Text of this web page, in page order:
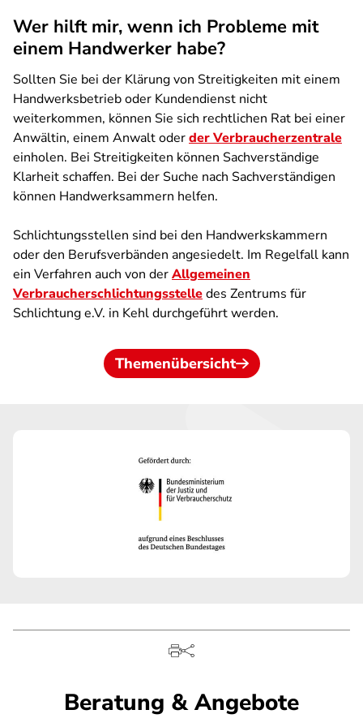
Wer hilft mir, wenn ich Probleme mit
einem Handwerker habe?
Sollten Sie bei der Klärung von Streitigkeiten mit einem
Handwerksbetrieb oder Kundendienst nicht
weiterkommen, können Sie sich rechtlichen Rat bei einer
Anwältin, einem Anwalt oderder Verbraucherzentrale
einholen. Bei Streitigkeiten können Sachverständige
Klarheit schaffen. Bei der Suche nach Sachverständigen
können Handwerksammern helfen.
Schlichtungsstellen sind bei den Handwerkskammern
oder den Berufsverbänden angesiedelt. Im Regelfall kann
ein Verfahren auch von derAllgemeinen
Verbraucherschlichtungsstelledes Zentrums für
Schlichtung e.V. in Kehl durchgeführt werden.
Themenübersicht
Beratung & Angebote